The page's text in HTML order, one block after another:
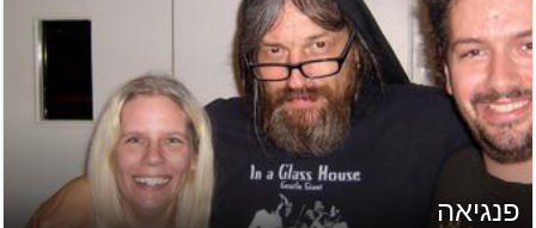
פנגיאה